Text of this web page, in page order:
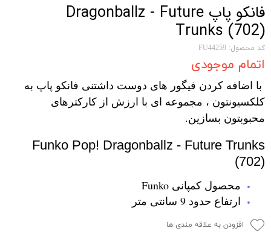
فانکو پاپ Dragonballz - Future
Trunks (702)
کد محصول: FU44259
اتمام موجودی
با اضافه کردن فیگور های دوست داشتنی فانکو پاپ به
کلکسیونتون ، مجموعه ای با ارزش از کارکترهای
محبوبتون بسازین.
Funko Pop! Dragonballz - Future Trunks
(702)
محصول کمپانی Funko
ارتفاع حدود 9 سانتی متر
افزودن به علاقه مندی ها